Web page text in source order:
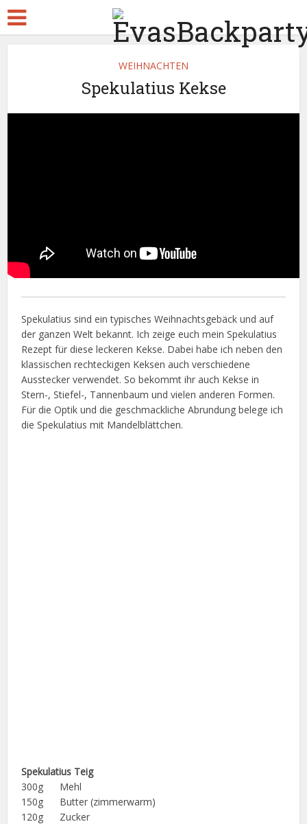
WEIHNACHTEN
Spekulatius Kekse
Spekulatius sind ein typisches Weihnachtsgebäck und auf
der ganzen Welt bekannt. Ich zeige euch mein Spekulatius
Rezept für diese leckeren Kekse. Dabei habe ich neben den
klassischen rechteckigen Keksen auch verschiedene
Ausstecker verwendet. So bekommt ihr auch Kekse in
Stern-, Stiefel-, Tannenbaum und vielen anderen Formen.
Für die Optik und die geschmackliche Abrundung belege ich
die Spekulatius mit Mandelblättchen.
Spekulatius Teig
300g Mehl
150g Butter (zimmerwarm)
120g Zucker